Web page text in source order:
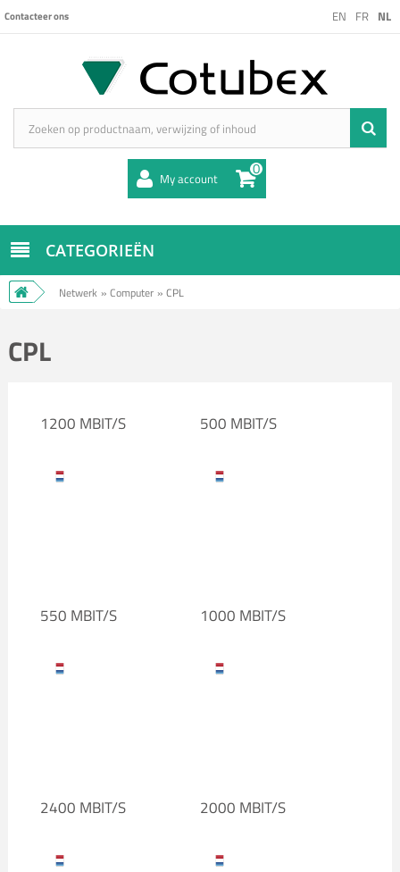
EN FR NL
Contacteer ons
My account 0
CATEGORIEËN
Netwerk » Computer » CPL
CPL
1200 MBIT/S 500 MBIT/S
550 MBIT/S 1000 MBIT/S
2400 MBIT/S 2000 MBIT/S